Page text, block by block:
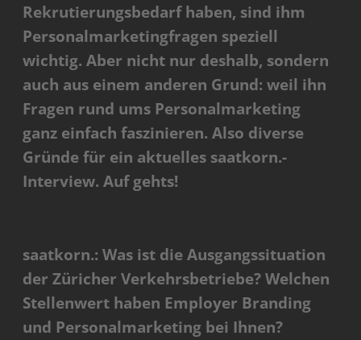
Rekrutierungsbedarf haben, sind ihm
Personalmarketingfragen speziell
wichtig. Aber nicht nur deshalb, sondern
auch aus einem anderen Grund: weil ihn
Fragen rund ums Personalmarketing
ganz einfach faszinieren. Also diverse
Gründe für ein aktuelles saatkorn.-
Interview. Auf gehts!
saatkorn.: Was ist die Ausgangssituation
der Züricher Verkehrsbetriebe? Welchen
Stellenwert haben Employer Branding
und Personalmarketing bei Ihnen?